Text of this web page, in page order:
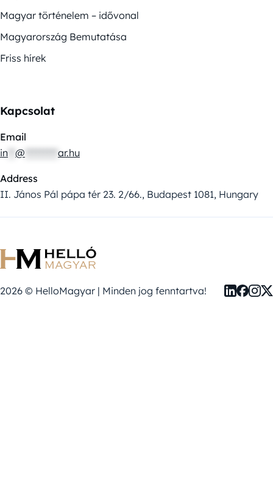
Magyar történelem – idővonal
Magyarország Bemutatása
Friss hírek
Kapcsolat
Email
in @ ar.hu
Address
II. János Pál pápa tér 23. 2/66., Budapest 1081, Hungary
2026 © HelloMagyar | Minden jog fenntartva!